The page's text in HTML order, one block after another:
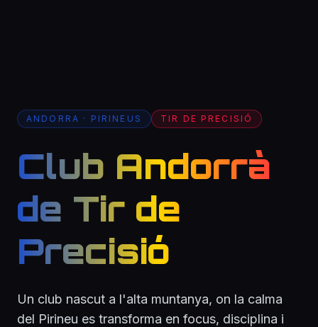
ANDORRA · PIRINEUS TIR DE PRECISIÓ
Club Andorrà
de Tir de
Precisió
Un club nascut a l'alta muntanya, on la calma
del Pirineu es transforma en focus, disciplina i